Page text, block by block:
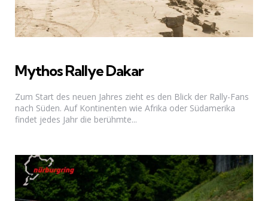
Mythos Rallye Dakar
Zum Start des neuen Jahres zieht es den Blick der Rally-Fans
nach Süden. Auf Kontinenten wie Afrika oder Südamerika
findet jedes Jahr die berühmte...